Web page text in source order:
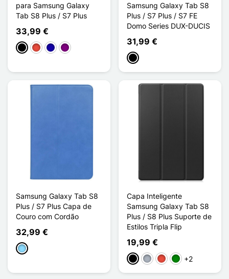
para Samsung Galaxy
Tab S8 Plus / S7 Plus
33,99 €
PretoVermelhoAzul Escuro
Púrpura
Samsung Galaxy Tab S8
Plus / S7 Plus / S7 FE
Domo Series DUX-DUCIS
31,99 €
Preto
Samsung Galaxy Tab S8
Plus / S7 Plus Capa de
Couro com Cordão
32,99 €
Azul Claro
Capa Inteligente
Samsung Galaxy Tab S8
Plus / S8 Plus Suporte de
Estilos Tripla Flip
19,99 €
PretoCinzentoVermelho
Verde
+2